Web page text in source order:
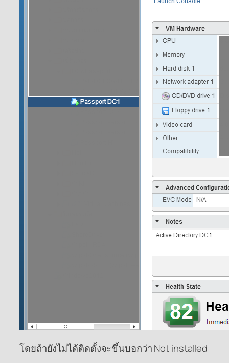
โดยถ้ายังไม่ได้ติดตั้งจะขึ้นบอกว่า Not installed